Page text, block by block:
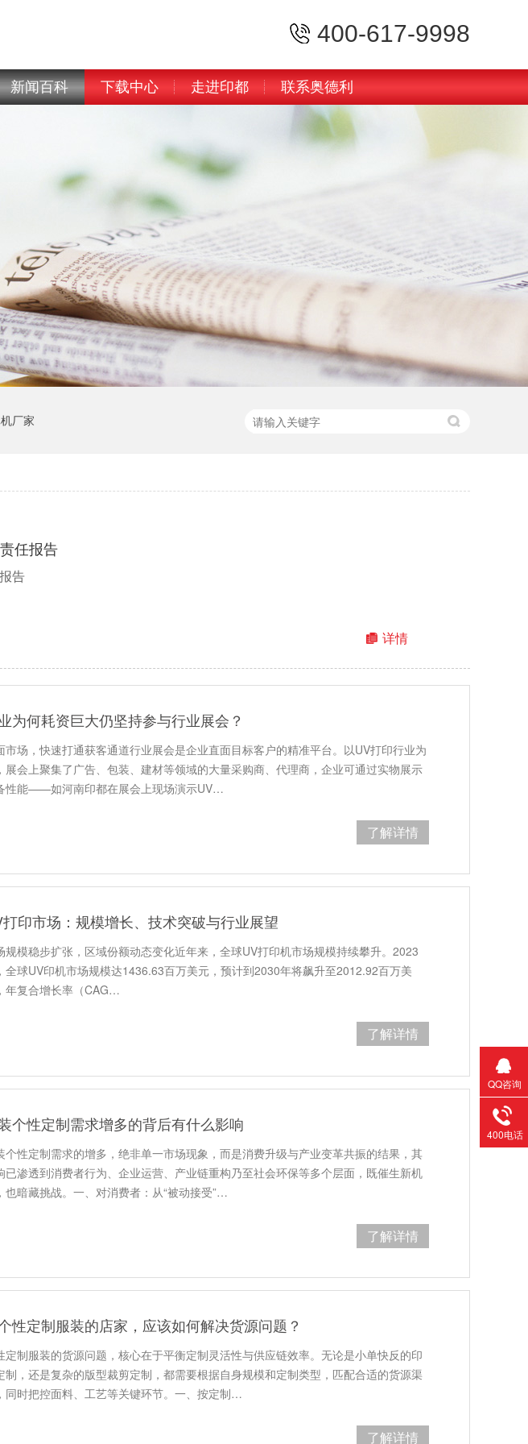
400-617-9998
新闻百科 下载中心 走进印都 联系奥德利
厂家
任报告
告
详情
为何耗资巨大仍坚持参与行业展会？
市场，快速打通获客通道行业展会是企业直面目标客户的精准平台。以UV打印行业为
展会上聚集了广告、包装、建材等领域的大量采购商、代理商，企业可通过实物展示
性能——如河南印都在展会上现场演示UV…
了解详情
打印市场：规模增长、技术突破与行业展望
规模稳步扩张，区域份额动态变化近年来，全球UV打印机市场规模持续攀升。2023
全球UV印机市场规模达1436.63百万美元，预计到2030年将飙升至2012.92百万美
年复合增长率（CAG…
了解详情
个性定制需求增多的背后有什么影响
个性定制需求的增多，绝非单一市场现象，而是消费升级与产业变革共振的结果，其
已渗透到消费者行为、企业运营、产业链重构乃至社会环保等多个层面，既催生新机
也暗藏挑战。一、对消费者：从“被动接受”…
了解详情
性定制服装的店家，应该如何解决货源问题？
定制服装的货源问题，核心在于平衡定制灵活性与供应链效率。无论是小单快反的印
制，还是复杂的版型裁剪定制，都需要根据自身规模和定制类型，匹配合适的货源渠
同时把控面料、工艺等关键环节。一、按定制…
了解详情
QQ咨询
400电话